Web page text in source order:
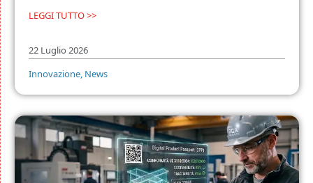
LEGGI TUTTO >>
22 Luglio 2026
Innovazione, News